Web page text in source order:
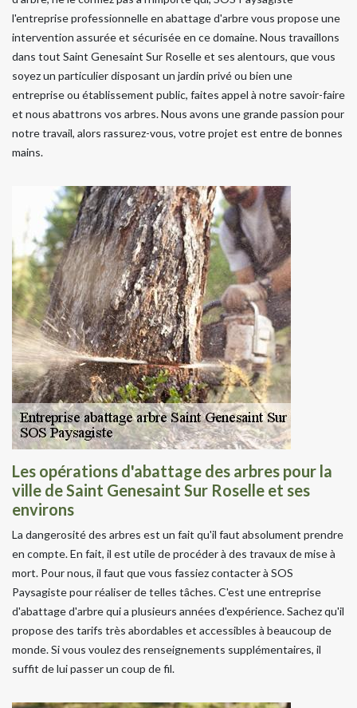
l'entreprise professionnelle en abattage d'arbre vous propose une
intervention assurée et sécurisée en ce domaine. Nous travaillons
dans tout Saint Genesaint Sur Roselle et ses alentours, que vous
soyez un particulier disposant un jardin privé ou bien une
entreprise ou établissement public, faites appel à notre savoir-faire
et nous abattrons vos arbres. Nous avons une grande passion pour
notre travail, alors rassurez-vous, votre projet est entre de bonnes
mains.
Les opérations d'abattage des arbres pour la
ville de Saint Genesaint Sur Roselle et ses
environs
La dangerosité des arbres est un fait qu'il faut absolument prendre
en compte. En fait, il est utile de procéder à des travaux de mise à
mort. Pour nous, il faut que vous fassiez contacter à SOS
Paysagiste pour réaliser de telles tâches. C'est une entreprise
d'abattage d'arbre qui a plusieurs années d'expérience. Sachez qu'il
propose des tarifs très abordables et accessibles à beaucoup de
monde. Si vous voulez des renseignements supplémentaires, il
suffit de lui passer un coup de fil.